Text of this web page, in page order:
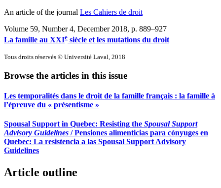
An article of the journal Les Cahiers de droit
Volume 59, Number 4, December 2018, p. 889–927
La famille au XXIe siècle et les mutations du droit
Tous droits réservés © Université Laval, 2018
Browse the articles in this issue
Les temporalités dans le droit de la famille français : la famille à
l’épreuve du « présentisme »
Spousal Support in Quebec: Resisting the Spousal Support
Advisory Guidelines / Pensiones alimenticias para cónyuges en
Quebec: La resistencia a las Spousal Support Advisory
Guidelines
Article outline